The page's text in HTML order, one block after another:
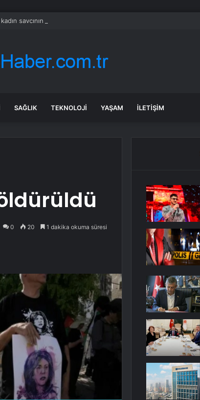
savcının evinde ölü bulundu!
SAĞLIK TEKNOLOJI YAŞAM İLETIŞIM
0 20 1 dakika okuma süresi